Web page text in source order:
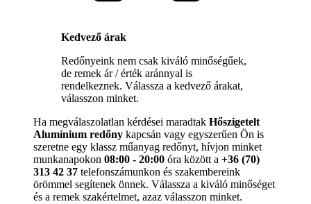
Kedvező árak
Redőnyeink nem csak kiváló minőségűek,
de remek ár / érték aránnyal is
rendelkeznek. Válassza a kedvező árakat,
válasszon minket.
Ha megválaszolatlan kérdései maradtak Hőszigetelt
Alumínium redőny kapcsán vagy egyszerűen Ön is
szeretne egy klassz műanyag redőnyt, hívjon minket
munkanapokon 08:00 - 20:00 óra között a +36 (70)
313 42 37 telefonszámunkon és szakembereink
örömmel segítenek önnek. Válassza a kiváló minőséget
és a remek szakértelmet, azaz válasszon minket.